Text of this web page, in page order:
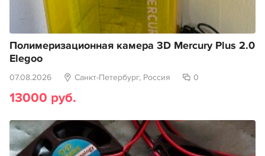
Полимеризационная камера 3D Mercury Plus 2.0
Elegoo
07.08.2026 Санкт-Петербург, Россия 0
13000 руб.